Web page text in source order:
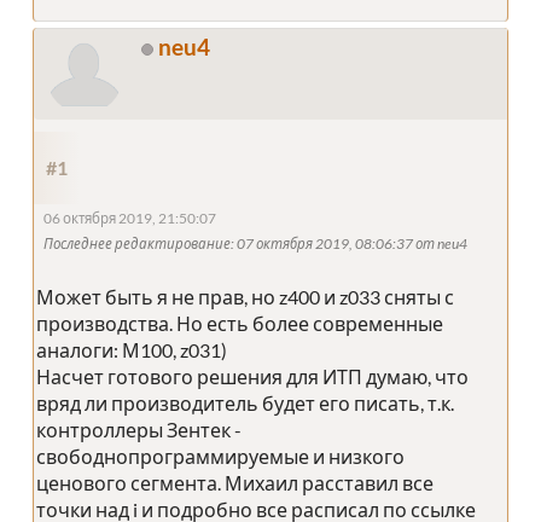
neu4
#1
06 октября 2019, 21:50:07
Последнее редактирование: 07 октября 2019, 08:06:37 от neu4
Может быть я не прав, но z400 и z033 сняты с
производства. Но есть более современные
аналоги: М100, z031)
Насчет готового решения для ИТП думаю, что
вряд ли производитель будет его писать, т.к.
контроллеры Зентек -
свободнопрограммируемые и низкого
ценового сегмента. Михаил расставил все
точки над i и подробно все расписал по ссылке